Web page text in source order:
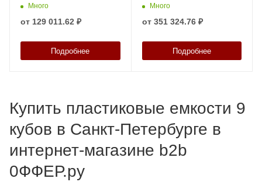
Много
от 129 011.62 ₽
Подробнее
Много
от 351 324.76 ₽
Подробнее
Купить пластиковые емкости 9
кубов в Санкт-Петербурге в
интернет-магазине b2b
0ФФЕР.ру